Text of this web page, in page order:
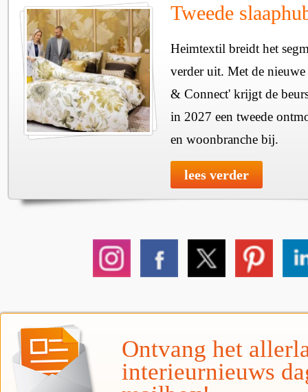
Tweede
Heimtextil breidt het
verder uit. Met de
& Connect' krijgt de
in 2027 een tweede
en woonbranche bij.
lees verder
Ontvang het
interieurnieuws